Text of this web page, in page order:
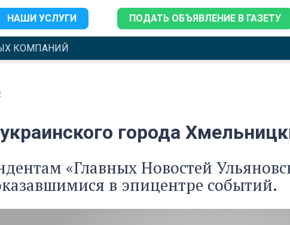
НАШИ УСЛУГИ ПОДАТЬ ОБЪЯВЛЕНИЕ В ГАЗЕТУ
КОМПАНИЙ
города
«Главных Новостей
в эпицентре событий.